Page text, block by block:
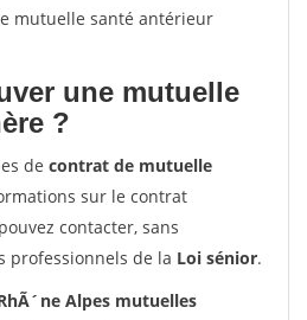
mutuelle santé antérieur
une mutuelle
?
de contrat de mutuelle
sur le contrat
contacter, sans
professionnels de la Loi sénior.
Alpes mutuelles